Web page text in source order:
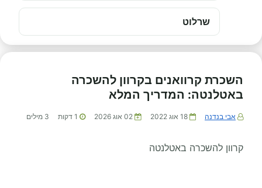
שרלוט
השכרת קרוואנים בקרוון להשכרה
באטלנטה: המדריך המלא
אבי בנדנה 18 אוג 2022 02 אוג 2026 1 דקות 3 מילים
קרוון להשכרה באטלנטה